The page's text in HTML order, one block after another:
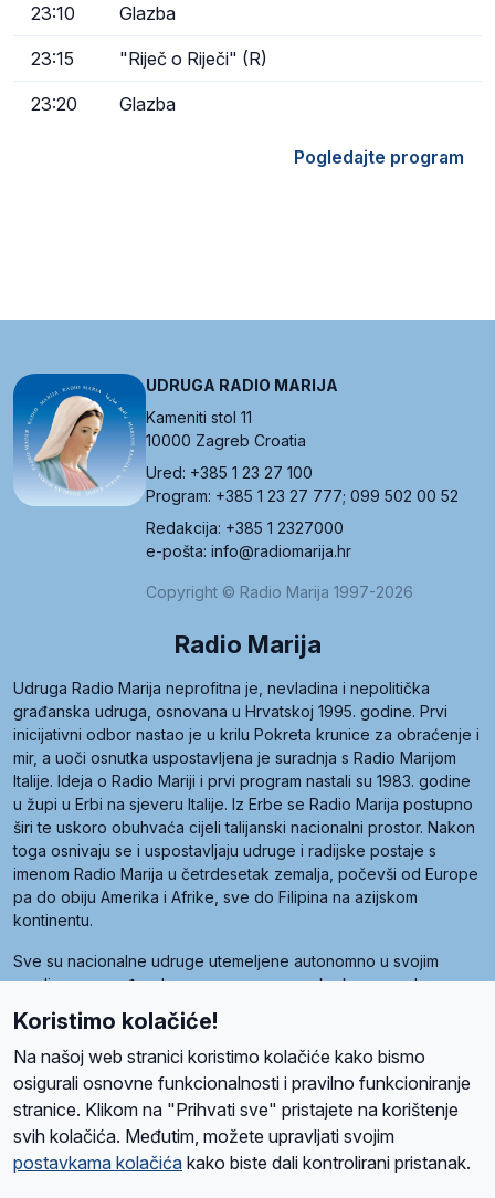
23:10 Glazba
23:15 "Riječ o Riječi" (R)
23:20 Glazba
Pogledajte program
UDRUGA RADIO MARIJA
Kameniti stol 11
10000 Zagreb Croatia
Ured: +385 1 23 27 100
Program: +385 1 23 27 777; 099 502 00 52
Redakcija: +385 1 2327000
e-pošta: info@radiomarija.hr
Copyright © Radio Marija 1997-2026
Radio Marija
Udruga Radio Marija neprofitna je, nevladina i nepolitička
građanska udruga, osnovana u Hrvatskoj 1995. godine. Prvi
inicijativni odbor nastao je u krilu Pokreta krunice za obraćenje i
mir, a uoči osnutka uspostavljena je suradnja s Radio Marijom
Italije. Ideja o Radio Mariji i prvi program nastali su 1983. godine
u župi u Erbi na sjeveru Italije. Iz Erbe se Radio Marija postupno
širi te uskoro obuhvaća cijeli talijanski nacionalni prostor. Nakon
toga osnivaju se i uspostavljaju udruge i radijske postaje s
imenom Radio Marija u četrdesetak zemalja, počevši od Europe
pa do obiju Amerika i Afrike, sve do Filipina na azijskom
kontinentu.
Sve su nacionalne udruge utemeljene autonomno u svojim
zemljama, a međusobna su povezane preko krovne udruge
pod nazivom Svjetska obitelj Radio Marije (World Family of
Radio Maria). Svjetsku obitelj utemeljilo je sedam članica, među
kojima je i hrvatska Udruga Radio Marija.
O namaRadio ProgramVolonteriPrijateljiKontaktPravila privatnosti
Koristimo kolačiće!
Na našoj web stranici koristimo kolačiće kako bismo
osigurali osnovne funkcionalnosti i pravilno funkcioniranje
stranice. Klikom na "Prihvati sve" pristajete na korištenje
svih kolačića. Međutim, možete upravljati svojim
postavkama kolačića kako biste dali kontrolirani pristanak.